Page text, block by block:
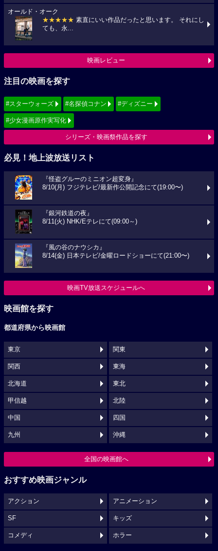
オールド・オーク
★★★★★ 素直にいい作品だったと思います。 それにし
ても、永...
映画レビュー
注目の映画を探す
#スターウォーズ #名探偵コナン #ディズニー
#少女漫画原作実写化
シリーズ・映画祭作品を探す
必見！地上波放送リスト
『怪盗グルーのミニオン超変身』
8/10(月) フジテレビ/最新作公開記念にて(19:00〜)
『銀河鉄道の夜』
8/11(火) NHK/Eテレにて(09:00～)
『風の谷のナウシカ』
8/14(金) 日本テレビ/金曜ロードショーにて(21:00〜)
映画TV放送スケジュールへ
映画館を探す
都道府県から映画館
東京 関東
関西 東海
北海道 東北
甲信越 北陸
中国 四国
九州 沖縄
全国の映画館へ
おすすめ映画ジャンル
アクション アニメーション
SF キッズ
コメディ ホラー